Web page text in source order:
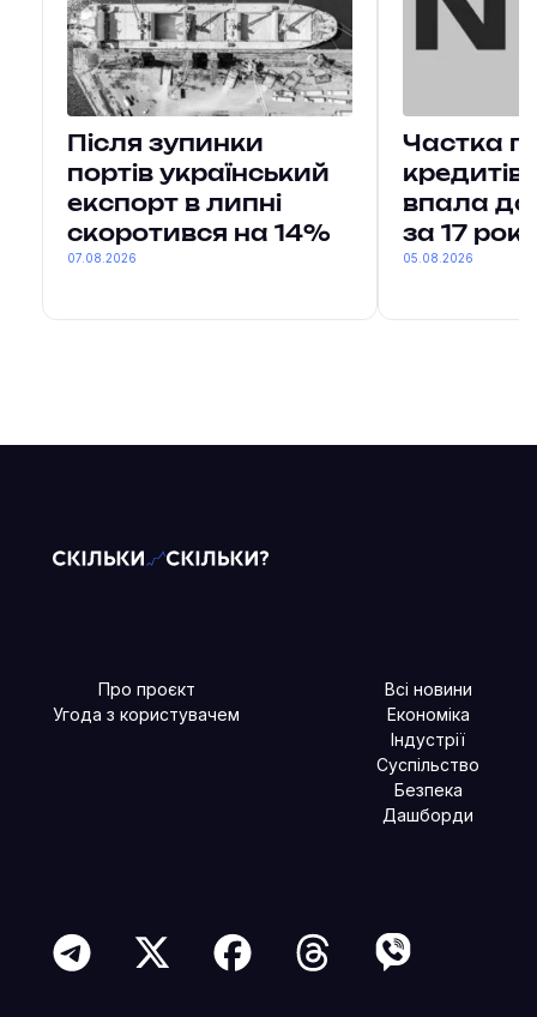
Після зупинки
портів український
експорт в липні
скоротився на 14%
07.08.2026
Частка
кредитів
впала до
за 17
05.08.2026
Про проєкт
Угода з користувачем
Всі новини
Економіка
Індустрії
Суспільство
Безпека
Дашборди
Читайте більше в наших соцмережах